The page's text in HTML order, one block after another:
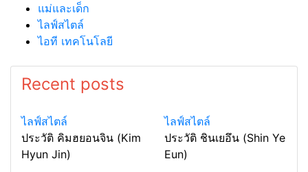
แม่และเด็ก
ไลฟ์สไตล์
ไอที เทคโนโลยี
Recent posts
ไลฟ์สไตล์
ประวัติ คิมฮยอนจิน (Kim
Hyun Jin)
ไลฟ์สไตล์
ประวัติ ชินเยอึน (Shin Ye
Eun)